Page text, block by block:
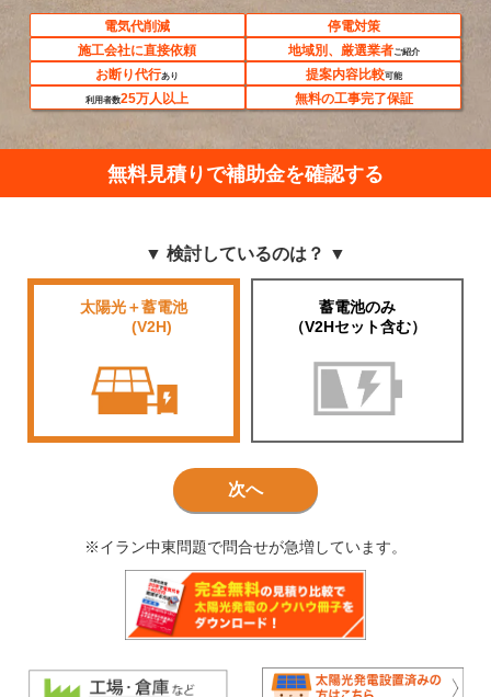
電気代削減
停電対策
施工会社に直接依頼
地域別、厳選業者ご紹介
お断り代行あり 提案内容比較可能
利用者数25万人以上 無料の工事完了保証
無料見積りで補助金を確認する
▼ 検討しているのは？ ▼
太陽光＋蓄電池
(V2H)
蓄電池のみ
（V2Hセット含む）
次へ
※イラン中東問題で問合せが急増しています。